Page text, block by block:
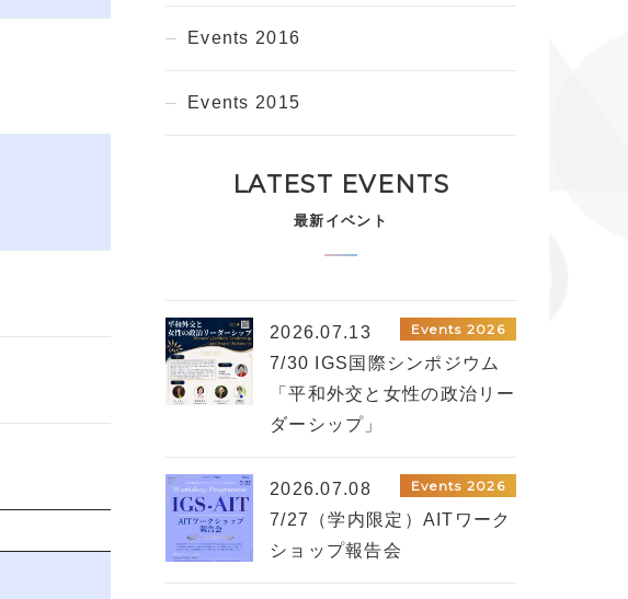
Events 2016
Events 2015
LATEST EVENTS
最新イベント
2026.07.13 Events 2026
7/30 IGS国際シンポジウム
「平和外交と女性の政治リー
ダーシップ」
2026.07.08 Events 2026
7/27（学内限定）AITワーク
ショップ報告会